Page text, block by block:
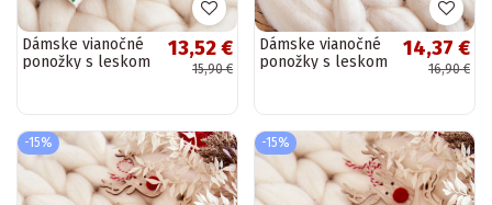
Dámske vianočné
ponožky s leskom
13,52 €
15,90 €
Dámske vianočné
ponožky s leskom
14,37 €
16,90 €
-15% -15%